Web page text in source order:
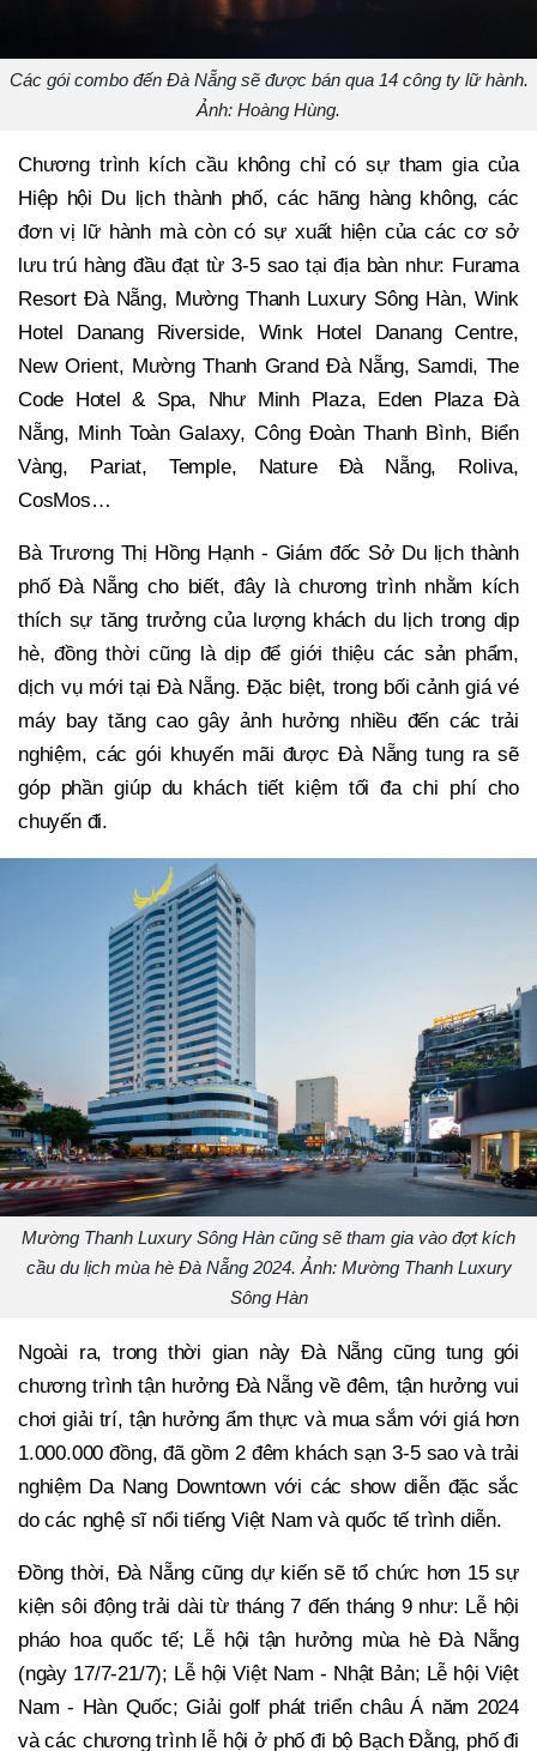
Các gói combo đến Đà Nẵng sẽ được bán qua 14 công ty lữ hành.
Ảnh: Hoàng Hùng.
Chương trình kích cầu không chỉ có sự tham gia của
Hiệp hội Du lịch thành phố, các hãng hàng không, các
đơn vị lữ hành mà còn có sự xuất hiện của các cơ sở
lưu trú hàng đầu đạt từ 3-5 sao tại địa bàn như: Furama
Resort Đà Nẵng, Mường Thanh Luxury Sông Hàn, Wink
Hotel Danang Riverside, Wink Hotel Danang Centre,
New Orient, Mường Thanh Grand Đà Nẵng, Samdi, The
Code Hotel & Spa, Như Minh Plaza, Eden Plaza Đà
Nẵng, Minh Toàn Galaxy, Công Đoàn Thanh Bình, Biển
Vàng, Pariat, Temple, Nature Đà Nẵng, Roliva,
CosMos…
Bà Trương Thị Hồng Hạnh - Giám đốc Sở Du lịch thành
phố Đà Nẵng cho biết, đây là chương trình nhằm kích
thích sự tăng trưởng của lượng khách du lịch trong dịp
hè, đồng thời cũng là dịp để giới thiệu các sản phẩm,
dịch vụ mới tại Đà Nẵng. Đặc biệt, trong bối cảnh giá vé
máy bay tăng cao gây ảnh hưởng nhiều đến các trải
nghiệm, các gói khuyến mãi được Đà Nẵng tung ra sẽ
góp phần giúp du khách tiết kiệm tối đa chi phí cho
chuyến đi.
Mường Thanh Luxury Sông Hàn cũng sẽ tham gia vào đợt kích
cầu du lịch mùa hè Đà Nẵng 2024. Ảnh: Mường Thanh Luxury
Sông Hàn
Ngoài ra, trong thời gian này Đà Nẵng cũng tung gói
chương trình tận hưởng Đà Nẵng về đêm, tận hưởng vui
chơi giải trí, tận hưởng ẩm thực và mua sắm với giá hơn
1.000.000 đồng, đã gồm 2 đêm khách sạn 3-5 sao và trải
nghiệm Da Nang Downtown với các show diễn đặc sắc
do các nghệ sĩ nổi tiếng Việt Nam và quốc tế trình diễn.
Đồng thời, Đà Nẵng cũng dự kiến sẽ tổ chức hơn 15 sự
kiện sôi động trải dài từ tháng 7 đến tháng 9 như: Lễ hội
pháo hoa quốc tế; Lễ hội tận hưởng mùa hè Đà Nẵng
(ngày 17/7-21/7); Lễ hội Việt Nam - Nhật Bản; Lễ hội Việt
Nam - Hàn Quốc; Giải golf phát triển châu Á năm 2024
và các chương trình lễ hội ở phố đi bộ Bạch Đằng, phố đi